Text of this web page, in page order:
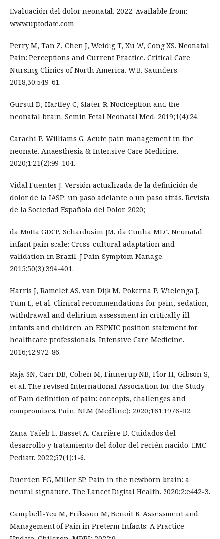
Evaluación del dolor neonatal. 2022. Available from:
www.uptodate.com
Perry M, Tan Z, Chen J, Weidig T, Xu W, Cong XS. Neonatal
Pain: Perceptions and Current Practice. Critical Care
Nursing Clinics of North America. W.B. Saunders.
2018,30:549-61.
Gursul D, Hartley C, Slater R. Nociception and the
neonatal brain. Semin Fetal Neonatal Med. 2019;1(4):24.
Carachi P, Williams G. Acute pain management in the
neonate. Anaesthesia & Intensive Care Medicine.
2020;1:21(2):99-104.
Vidal Fuentes J. Versión actualizada de la definición de
dolor de la IASP: un paso adelante o un paso atrás. Revista
de la Sociedad Española del Dolor. 2020;
da Motta GDCP, Schardosim JM, da Cunha MLC. Neonatal
infant pain scale: Cross-cultural adaptation and
validation in Brazil. J Pain Symptom Manage.
2015;50(3):394-401.
Harris J, Ramelet AS, van Dijk M, Pokorna P, Wielenga J,
Tum L, et al. Clinical recommendations for pain, sedation,
withdrawal and delirium assessment in critically ill
infants and children: an ESPNIC position statement for
healthcare professionals. Intensive Care Medicine.
2016;42:972-86.
Raja SN, Carr DB, Cohen M, Finnerup NB, Flor H, Gibson S,
et al. The revised International Association for the Study
of Pain definition of pain: concepts, challenges and
compromises. Pain. NLM (Medline); 2020;161:1976-82.
Zana-Taïeb E, Basset A, Carrière D. Cuidados del
desarrollo y tratamiento del dolor del recién nacido. EMC
Pediatr. 2022;57(1):1-6.
Duerden EG, Miller SP. Pain in the newborn brain: a
neural signature. The Lancet Digital Health. 2020;2:e442-3.
Campbell-Yeo M, Eriksson M, Benoit B. Assessment and
Management of Pain in Preterm Infants: A Practice